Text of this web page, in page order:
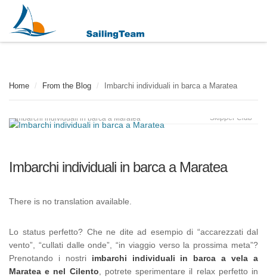
Home / From the Blog / Imbarchi individuali in barca a Maratea
Imbarchi individuali in barca a Maratea Skipper Club
Imbarchi individuali in barca a Maratea
There is no translation available.
Lo status perfetto? Che ne dite ad esempio di “accarezzati dal
vento”, “cullati dalle onde”, “in viaggio verso la prossima meta”?
Prenotando i nostri imbarchi individuali in barca a vela a
Maratea e nel Cilento , potrete sperimentare il relax perfetto in